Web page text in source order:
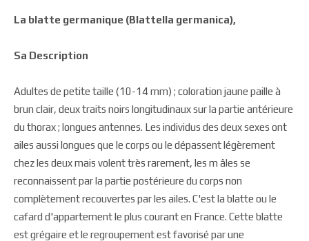
La blatte germanique (Blattella germanica),
Sa Description
Adultes de petite taille (10-14 mm) ; coloration jaune paille à
brun clair, deux traits noirs longitudinaux sur la partie antérieure
du thorax ; longues antennes. Les individus des deux sexes ont
ailes aussi longues que le corps ou le dépassent légèrement
chez les deux mais volent très rarement, les m âles se
reconnaissent par la partie postérieure du corps non
complètement recouvertes par les ailes. C'est la blatte ou le
cafard d'appartement le plus courant en France. Cette blatte
est grégaire et le regroupement est favorisé par une